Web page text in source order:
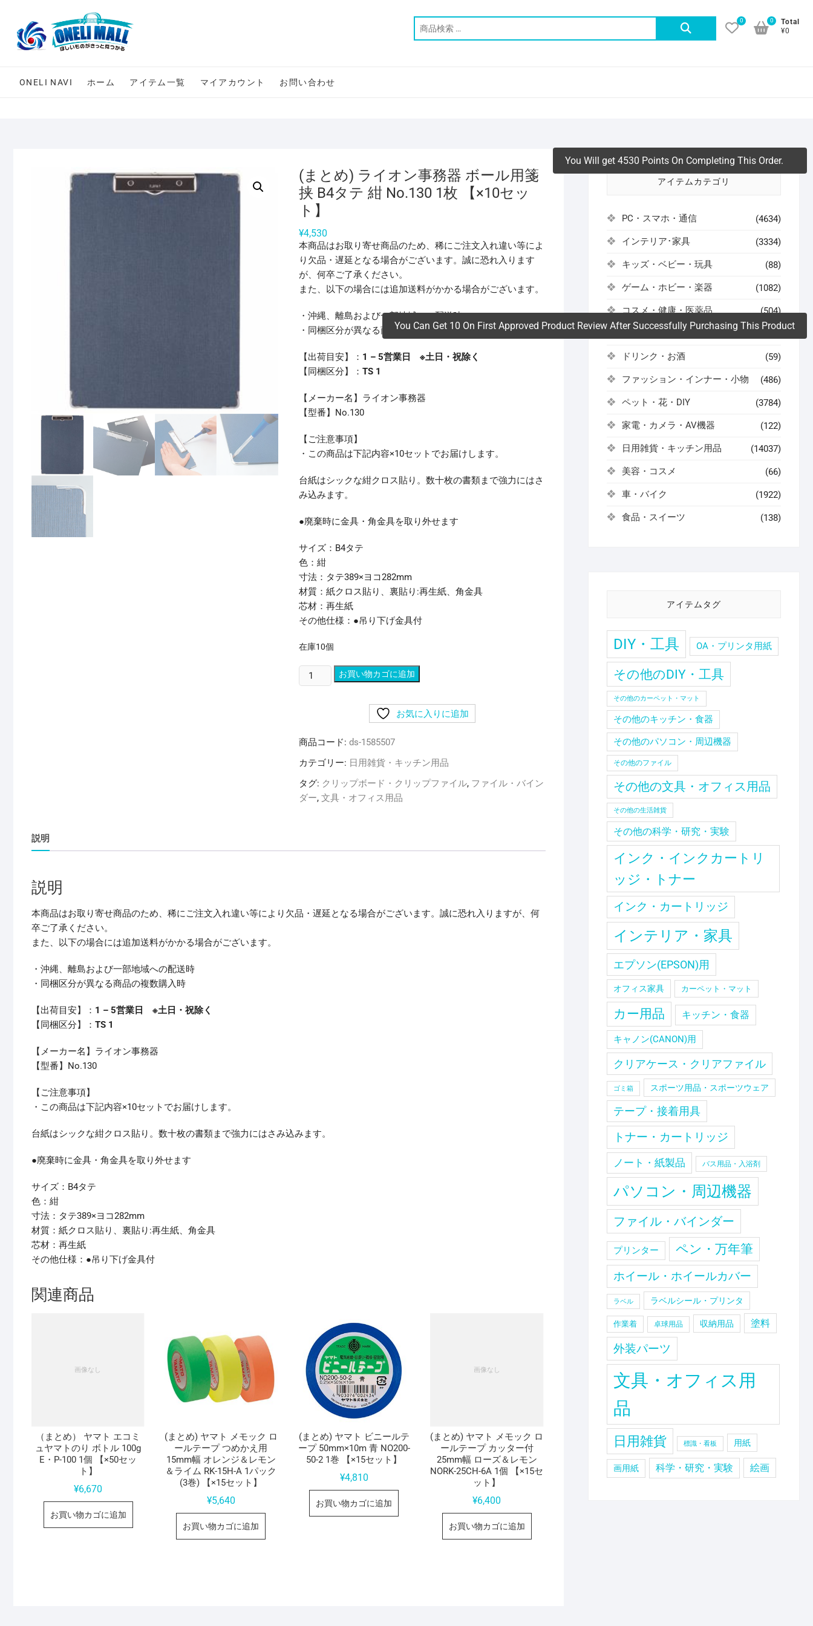
content
0
Total
¥0
0
ONELI NAVI ホーム アイテム一覧 マイアカウント お問い合わせ
(まとめ) ライオン事務器 ボール用箋
挟 B4タテ 紺 No.130 1枚 【×10セッ
ト】
¥4,530
本商品はお取り寄せ商品のため、稀にご注文入れ違い等によ
り欠品・遅延となる場合がございます。誠に恐れ入ります
が、何卒ご了承ください。
また、以下の場合には追加送料がかかる場合がございます。
・沖縄、離島および一部地域への配送時
・同梱区分が異なる商品の複数購入時
【出荷目安】： 1 – 5営業日 ※土日・祝除く
【同梱区分】： TS 1
【メーカー名】ライオン事務器
【型番】No.130
【ご注意事項】
・この商品は下記内容×10セットでお届けします。
台紙はシックな紺クロス貼り。数十枚の書類まで強力にはさ
み込みます。
●廃棄時に金具・角金具を取り外せます
サイズ：B4タテ
色：紺
寸法：タテ389×ヨコ282mm
材質：紙クロス貼り、裏貼り:再生紙、角金具
芯材：再生紙
その他仕様：●吊り下げ金具付
在庫10個
You Will get 4530 Points On Completing This Order.
You Can Get 10 On First Approved Product Review After Successfully Purchasing This Product
(ま
と
オ
ン
務
器
タ
お買い物カゴに追加
お気に入りに追加
商品コード: ds-1585507
カテゴリー: 日用雑貨・キッチン用品
タグ: クリップボード・クリップファイル, ファイル・バイン
ダー, 文具・オフィス用品
説明
説明
本商品はお取り寄せ商品のため、稀にご注文入れ違い等により欠品・遅延となる場合がございます。誠に恐れ入りますが、何
卒ご了承ください。
また、以下の場合には追加送料がかかる場合がございます。
・沖縄、離島および一部地域への配送時
・同梱区分が異なる商品の複数購入時
【出荷目安】： 1 – 5営業日 ※土日・祝除く
【同梱区分】： TS 1
【メーカー名】ライオン事務器
【型番】No.130
【ご注意事項】
・この商品は下記内容×10セットでお届けします。
台紙はシックな紺クロス貼り。数十枚の書類まで強力にはさみ込みます。
●廃棄時に金具・角金具を取り外せます
サイズ：B4タテ
色：紺
寸法：タテ389×ヨコ282mm
材質：紙クロス貼り、裏貼り:再生紙、角金具
芯材：再生紙
その他仕様：●吊り下げ金具付
関連商品
（まとめ） ヤマト エコミ
ュヤマトのり ボトル 100g
E・P-100 1個 【×50セッ
ト】
¥6,670
お買い物カゴに追加
(まとめ) ヤマト メモック ロ
ールテープ つめかえ用
15mm幅 オレンジ＆レモン
＆ライム RK-15H-A 1パック
(3巻) 【×15セット】
¥5,640
お買い物カゴに追加
(まとめ) ヤマト ビニールテ
ープ 50mm×10m 青 NO200-
50-2 1巻 【×15セット】
¥4,810
お買い物カゴに追加
(まとめ) ヤマト メモック ロ
ールテープ カッター付
25mm幅 ローズ＆レモン
NORK-25CH-6A 1個 【×15セ
ット】
¥6,400
お買い物カゴに追加
アイテムカテゴリ
PC・スマホ・通信 (4634)
インテリア･家具 (3334)
キッズ・ベビー・玩具 (88)
ゲーム・ホビー・楽器 (1082)
コスメ・健康・医薬品 (504)
スポーツ・アウトドア
ドリンク・お酒 (59)
ファッション・インナー・小物 (486)
ペット・花・DIY (3784)
家電・カメラ・AV機器 (122)
日用雑貨・キッチン用品 (14037)
美容・コスメ (66)
車・バイク (1922)
食品・スイーツ (138)
アイテムタグ
DIY・工具 OA・プリンタ用紙
その他のDIY・工具
その他のカーペット・マット
その他のキッチン・食器
その他のパソコン・周辺機器
その他のファイル
その他の文具・オフィス用品
その他の生活雑貨
その他の科学・研究・実験
インク・インクカートリ
ッジ・トナー
インク・カートリッジ
インテリア・家具
エプソン(EPSON)用
オフィス家具 カーペット・マット
カー用品 キッチン・食器
キャノン(CANON)用
クリアケース・クリアファイル
ゴミ箱 スポーツ用品・スポーツウェア
テープ・接着用具
トナー・カートリッジ
ノート・紙製品 バス用品・入浴剤
パソコン・周辺機器
ファイル・バインダー
プリンター ペン・万年筆
ホイール・ホイールカバー
ラベル ラベルシール・プリンタ
作業着 卓球用品 収納用品 塗料
外装パーツ
文具・オフィス用
品
日用雑貨 標識・看板 用紙
画用紙 科学・研究・実験 絵画